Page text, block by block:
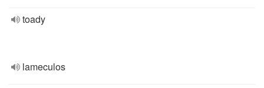
toady
lameculos